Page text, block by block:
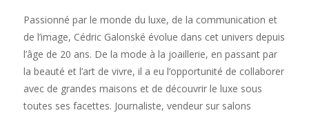
Passionné par le monde du luxe, de la communication et
de l’image, Cédric Galonské évolue dans cet univers depuis
l’âge de 20 ans. De la mode à la joaillerie, en passant par
la beauté et l’art de vivre, il a eu l’opportunité de collaborer
avec de grandes maisons et de découvrir le luxe sous
toutes ses facettes. Journaliste, vendeur sur salons